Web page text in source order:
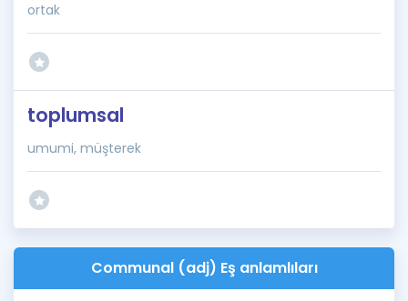
ortak
toplumsal
umumi, müşterek
Communal (adj) Eş anlamlıları